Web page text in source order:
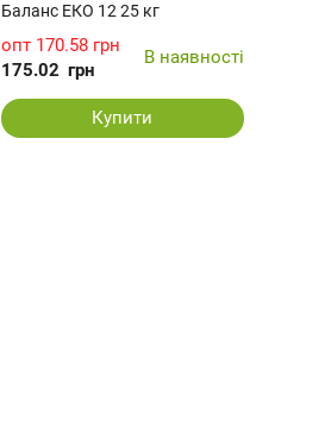
Баланс ЕКО 12 25 кг
опт 170.58 грн
175.02 грн
В наявності
Купити